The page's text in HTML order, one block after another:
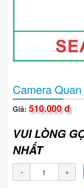
Camera
Giá: 510.000 đ
VUI LÒNG
NHẤT